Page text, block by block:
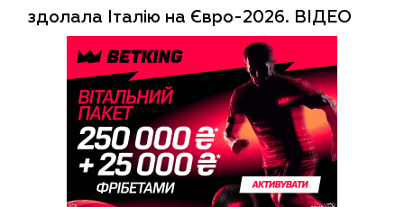
здолала Італію на Євро-2026. ВІДЕО